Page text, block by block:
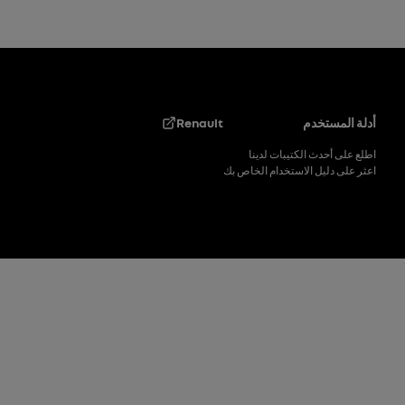
التذييل
أدلة المستخدم
اطلع على أحدث الكتيبات لدينا
اعثر على دليل الاستخدام الخاص بك
Renault